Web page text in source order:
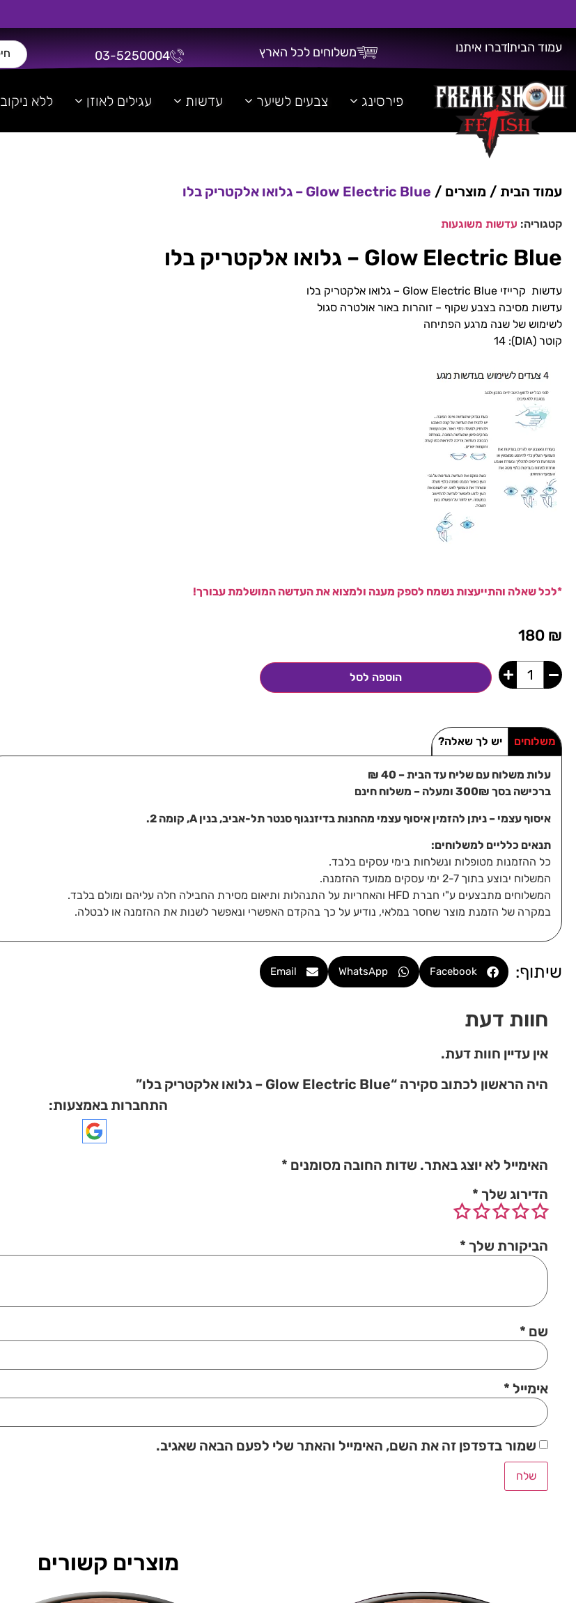
משלוח חינם על כל רכישה מעל 300 ש"ח!
עמוד הביתדברו איתנו משלוחים לכל הארץ 03-5250004
פירסינג צבעים לשיער עדשות עגילים לאוזן ללא ניקוב
עמוד הבית / מוצרים / Glow Electric Blue – גלואו אלקטריק בלו
קטגוריה: עדשות משוגעות
Glow Electric Blue – גלואו אלקטריק בלו
עדשות קרייזי Glow Electric Blue – גלואו אלקטריק בלו
עדשות מסיבה בצבע שקוף – זוהרות באור אולטרה סגול
לשימוש של שנה מרגע הפתיחה
קוטר (DIA): 14
*לכל שאלה והתייעצות נשמח לספק מענה ולמצוא את העדשה המושלמת עבורך!
180 ₪
הוספה לסל
משלוחים יש לך שאלה?
עלות משלוח עם שליח עד הבית – 40 ₪
ברכישה בסך 300₪ ומעלה – משלוח חינם
איסוף עצמי – ניתן להזמין איסוף עצמי מהחנות בדיזנגוף סנטר תל-אביב, בנין A, קומה 2.
תנאים כלליים למשלוחים:
כל ההזמנות מטופלות ונשלחות בימי עסקים בלבד.
המשלוח יבוצע בתוך 2-7 ימי עסקים ממועד ההזמנה.
המשלוחים מתבצעים ע"י חברת HFD והאחריות על התנהלות ותיאום מסירת החבילה חלה עליהם ומולם בלבד.
במקרה של הזמנת מוצר שחסר במלאי, נודיע על כך בהקדם האפשרי ונאפשר לשנות את ההזמנה או לבטלה.
שיתוף: Facebook
WhatsApp
Email
חוות דעת
אין עדיין חוות דעת.
היה הראשון לכתוב סקירה “Glow Electric Blue – גלואו אלקטריק בלו”
התחברות באמצעות:
האימייל לא יוצג באתר. שדות החובה מסומנים *
הדירוג שלך *
הביקורת שלך *
שם *
אימייל *
שמור בדפדפן זה את השם, האימייל והאתר שלי לפעם הבאה שאגיב.
מוצרים קשורים